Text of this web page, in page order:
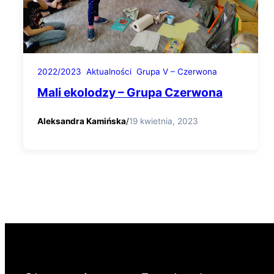
2022/2023 Aktualności Grupa V – Czerwona
Mali ekolodzy – Grupa Czerwona
Aleksandra Kamińska/19 kwietnia, 2023